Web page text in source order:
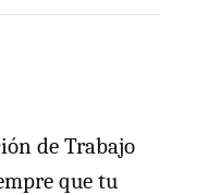
de Trabajo
que tu